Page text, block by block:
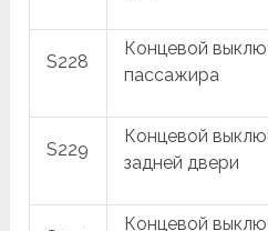
S228
Концевой
пассажира
S229
Концевой
задней двери
Концевой